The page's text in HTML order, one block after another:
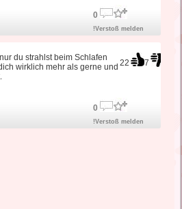
0
!Verstoß melden
22 7
du strahlst beim Schlafen
wirklich mehr als gerne und
0
!Verstoß melden